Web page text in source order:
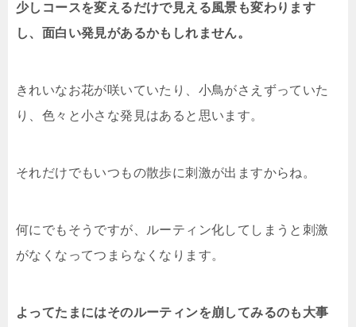
少しコースを変えるだけで見える風景も変わります
し、面白い発見があるかもしれません。
きれいなお花が咲いていたり、小鳥がさえずっていた
り、色々と小さな発見はあると思います。
それだけでもいつもの散歩に刺激が出ますからね。
何にでもそうですが、ルーティン化してしまうと刺激
がなくなってつまらなくなります。
よってたまにはそのルーティンを崩してみるのも大事